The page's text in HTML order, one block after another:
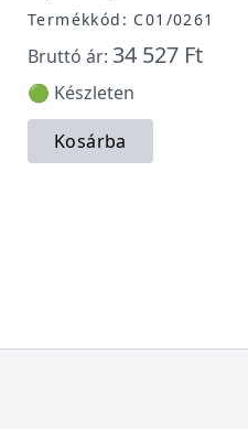
Termékkód: C01/0261
Bruttó ár: 34 527 Ft
🟢 Készleten
Kosárba